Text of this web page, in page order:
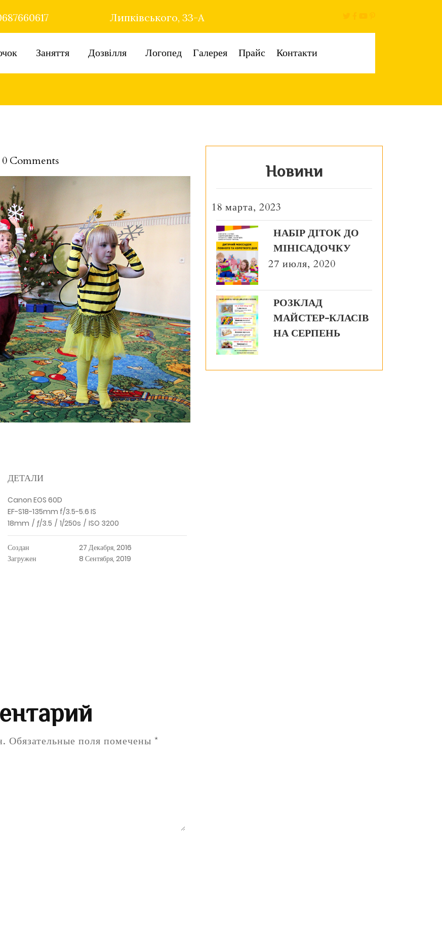
Липківського, 33-А
Заняття Дозвілля Логопед Галерея Прайс Контакти
Comments
ДЕТАЛИ
Canon EOS 60D
EF-S18-135mm f/3.5-5.6 IS
18mm / ƒ/3.5 / 1/250s / ISO 3200
Создан
27 Декабря, 2016
Загружен
8 Сентября, 2019
Обязательные поля помечены *
Новини
18 марта, 2023
НАБІР ДІТОК ДО
МІНІСАДОЧКУ
27 июля, 2020
РОЗКЛАД
МАЙСТЕР-КЛАСІВ
НА СЕРПЕНЬ